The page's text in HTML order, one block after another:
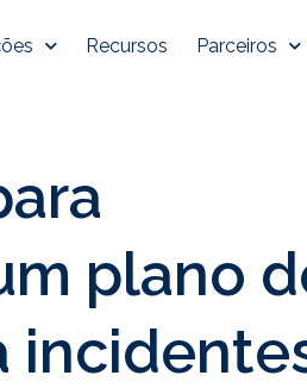
Recursos Parceiros
plano